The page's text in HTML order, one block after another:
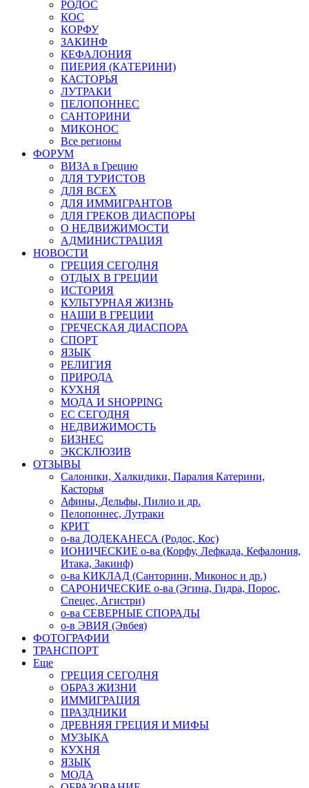
РОДОС
КОС
КОРФУ
ЗАКИНФ
КЕФАЛОНИЯ
ПИЕРИЯ (КАТЕРИНИ)
КАСТОРЬЯ
ЛУТРАКИ
ПЕЛОПОННЕС
САНТОРИНИ
МИКОНОС
Все регионы
ФОРУМ
ВИЗА в Грецию
ДЛЯ ТУРИСТОВ
ДЛЯ ВСЕХ
ДЛЯ ИММИГРАНТОВ
ДЛЯ ГРЕКОВ ДИАСПОРЫ
О НЕДВИЖИМОСТИ
АДМИНИСТРАЦИЯ
НОВОСТИ
ГРЕЦИЯ СЕГОДНЯ
ОТДЫХ В ГРЕЦИИ
ИСТОРИЯ
КУЛЬТУРНАЯ ЖИЗНЬ
НАШИ В ГРЕЦИИ
ГРЕЧЕСКАЯ ДИАСПОРА
СПОРТ
ЯЗЫК
РЕЛИГИЯ
ПРИРОДА
КУХНЯ
МОДА И SHOPPING
ЕС СЕГОДНЯ
НЕДВИЖИМОСТЬ
БИЗНЕС
ЭКСКЛЮЗИВ
ОТЗЫВЫ
Салоники, Халкидики, Паралия Катерини,
Касторья
Афины, Дельфы, Пилио и др.
Пелопоннес, Лутраки
КРИТ
о-ва ДОДЕКАНЕСА (Родос, Кос)
ИОНИЧЕСКИЕ о-ва (Корфу, Лефкада, Кефалония,
Итака, Закинф)
о-ва КИКЛАД (Санторини, Миконос и др.)
САРОНИЧЕСКИЕ о-ва (Эгина, Гидра, Порос,
Спецес, Агистри)
о-ва СЕВЕРНЫЕ СПОРАДЫ
о-в ЭВИЯ (Эвбея)
ФОТОГРАФИИ
ТРАНСПОРТ
Еще
ГРЕЦИЯ СЕГОДНЯ
ОБРАЗ ЖИЗНИ
ИММИГРАЦИЯ
ПРАЗДНИКИ
ДРЕВНЯЯ ГРЕЦИЯ И МИФЫ
МУЗЫКА
КУХНЯ
ЯЗЫК
МОДА